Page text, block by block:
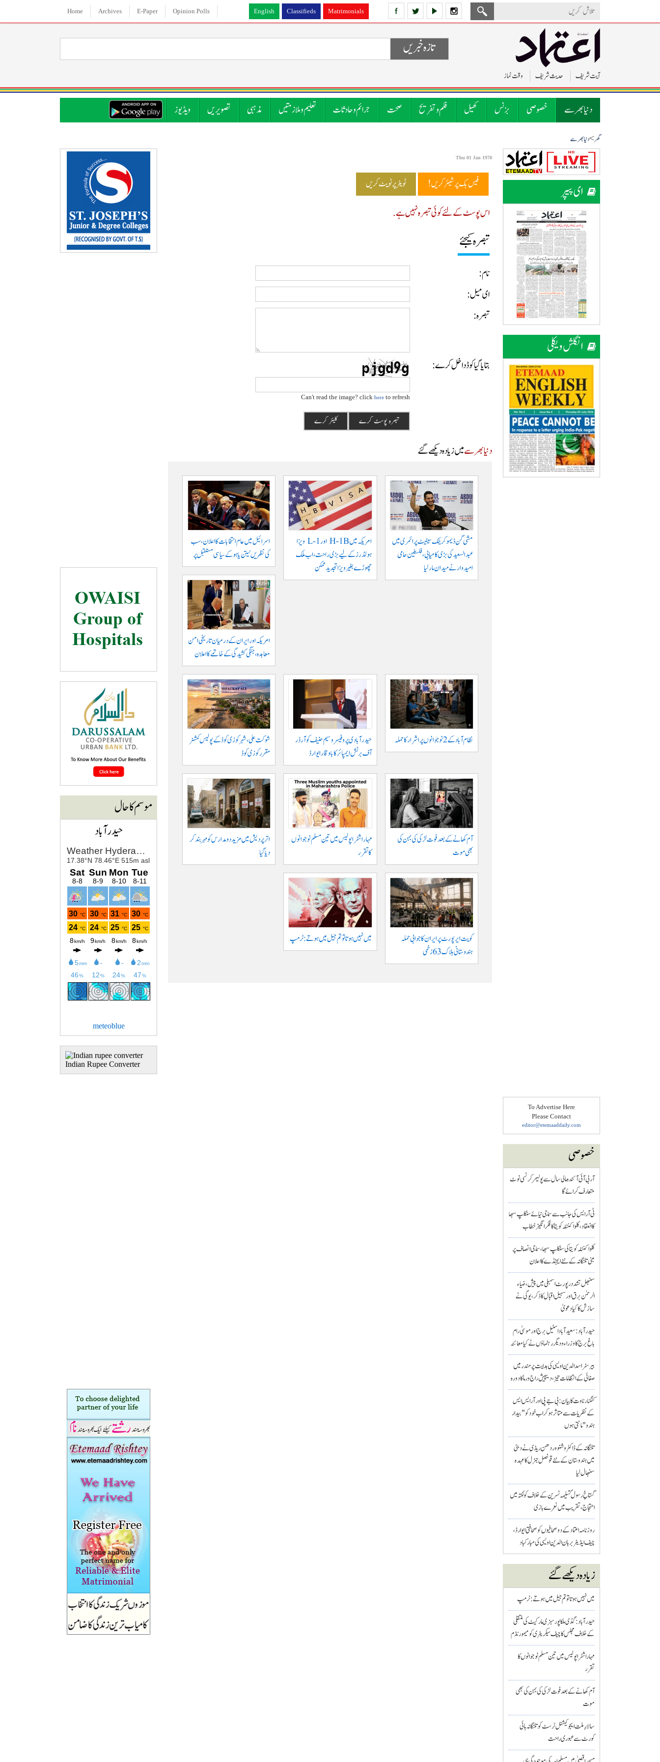
English Classifieds Matrimonials
Home Archives E-Paper Opinion Polls
آیت شریف حدیث شریف وقت نماز
تازہ خبریں
دنیا بھر سے خصوصی بزنس کھیل فلم و تفریح صحت جرائم و حادثات تعلیم و ملازمتیں مذہبی تصویریں ویڈیوز
گھر>دنیا بھر سے
ای پیپر
انگلش ویکلی
To Advertise Here
Please Contact
editor@etemaaddaily.com
خصوصی
آر بی آئی آئندہ مالی سال سے پولیمر کرنسی نوٹ
متعارف کرائے گا
ٹی آر ایس کی جانب سے سماجی نیائے سنکلپ سبھا
کا انعقاد، کلواکنٹلہ کویتا کا فکر انگیز خطاب
کلواکنٹلہ کویتا کی سنکلپ سبھا، سماجی انصاف پر
مبنی تلنگانہ کے نئے ایجنڈے کا اعلان
سنبھل تشدد رپورٹ اسمبلی میں پیش، ضیاء
الرحمٰن برق اور سہیل اقبال کا ذکر، یوگی نے
سازش کا کیا دعویٰ
حیدرآباد: سعیدآباد اسٹیل برج اور موسیٰ رام
باغ برج کا وزراء و دیگر رہنماؤں نے کیا معائنہ
بیرسٹر اسدالدین اویسی کی ہدایت پر مندر میں
صفائی کے انتظامات تیز، دیپیش راج ورما کا دورہ
کنگنا رناوت کا بیان: بی جے پی اور آر ایس ایس
کے نظریات سے متاثر ہو کر اب خود کو "بیدار
ہندو" مانتی ہوں
تلنگانہ کے ڈاکٹر وشنو وردھن ریڈی نے دبئی
میں ہندوستان کے نئے قونصل جنرل کا عہدہ
سنبھال لیا
گستاخِ رسولؐ تسلیمہ نسرین کے خلاف کولکتہ میں
احتجاج، تقریب میں نعرے بازی
روزنامہ اعتماد کے دو صحافیوں کو صحافتی ایوارڈ،
چیف ایڈیٹر برہان الدین اویسی کی مبارکباد
زیادہ دیکھے گئے
میں نہیں ہوتا تو تم جیل میں ہوتے : ٹرمپ
حیدرآباد: گڈی ملکاپور سبزی مارکیٹ کی منتقلی
کے خلاف مجلس کا چیف سیکریٹری کو میمورنڈم
مہاراشٹرا پولیس میں تین مسلم نو جوانوں کا
تقرر
آم کھانے کے بعد فوت لڑکی کی بہن کی بھی
موت
سالارِ ملت ایجوکیشنل ٹرسٹ کو تلنگانہ ہائی
کورٹ سے عبوری راحت
Thu 01 Jan 1970
فیس بک پر شیئر کریں! ٹویٹر پر ٹویٹ کریں
اس پوسٹ کے لئے کوئی تبصرہ نہیں ہے.
تبصرہ کیجئے
نام:
ای میل:
تبصرہ:
بتایا گیا کوڈ داخل کرے:
Can't read the image? click hereto refresh
دنیا بھر سےمیں زیادہ دیکھے گئے
مشی گن ڈیموکریٹک سینیٹ پرائمری میں
عبدالسعید کی بڑی کامیابی، فلسطین حامی
امیدوار نے میدان مار لیا
امریکہ میں H-1B اور L-1 ویزا
ہولڈرز کے لیے بڑی راحت، اب ملک
چھوڑے بغیر ویزا تجدید ممکن
اسرائیل میں عام انتخابات کا اعلان، سب
کی نظریں نیتن یاہو کے سیاسی مستقبل پر
امریکہ اور ایران کے درمیان تاریخی امن
معاہدہ، جنگی کشیدگی کے خاتمے کا اعلان
نظام آباد کے 2 نوجوانوں پر اشرار کا حملہ
حیدر آبادی پر و فیسر وسیم حنیف کو آرڈر
آف برٹش ایمپائر کا باوقار ایوارڈ
شوکت علی ، شہر کوزی کوڈ کے پولیس کمشنر
مقرر کوزی کوڈ
آم کھانے کے بعد فوت لڑکی کی بہن کی
بھی موت
مہاراشٹرا پولیس میں تین مسلم نو جوانوں
کا تقرر
اتر پردیش میں مزید دو مدارس کو مہر بند کر
دیا گیا
کویت ایر پورٹ پر ایران کا جوابی حملہ
ہندوستانی ہلاک 63 زخمی
میں نہیں ہوتا تو تم جیل میں ہوتے : ٹرمپ
موسم کا حال
حیدرآباد
meteoblue
Indian Rupee Converter